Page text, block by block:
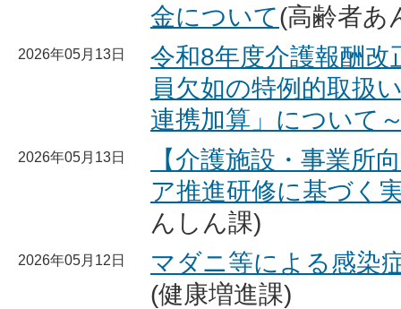
金について(高齢者あ
2026年05月13日
令和8年度介護報酬
員欠如の特例的取扱
連携加算」について
2026年05月13日
【介護施設・事業所
ア推進研修に基づく
んしん課)
2026年05月12日
マダニ等による感染
(健康増進課)